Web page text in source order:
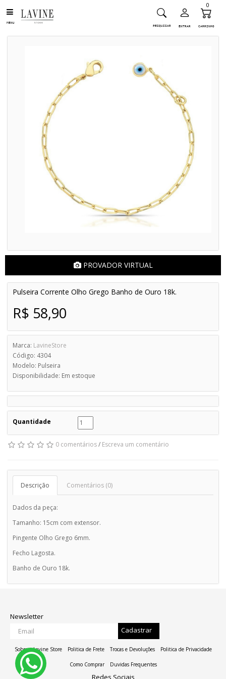
MENU
PESQUISAR ENTRAR CARRINHO
0
PROVADOR VIRTUAL
Pulseira Corrente Olho Grego Banho de Ouro 18k.
R$ 58,90
Marca: LavineStore
Código: 4304
Modelo: Pulseira
Disponibilidade: Em estoque
Quantidade
0 comentários/ Escreva um comentário
Descrição Comentários (0)
Dados da peça:
Tamanho: 15cm com extensor.
Pingente Olho Grego 6mm.
Fecho Lagosta.
Banho de Ouro 18k.
Newsletter
Cadastrar
Sobre a Lavine Store Politica de Frete Trocas e Devoluções Politica de Privacidade
Como Comprar Duvidas Frequentes
Redes Sociais